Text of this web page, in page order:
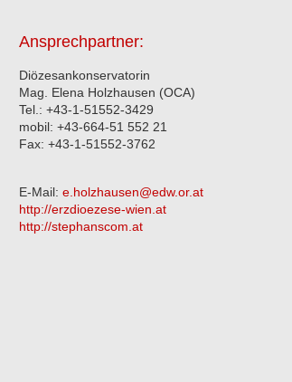
Ansprechpartner:
Diözesankonservatorin
Mag. Elena Holzhausen (OCA)
Tel.: +43-1-51552-3429
mobil: +43-664-51 552 21
Fax: +43-1-51552-3762
E-Mail: e.holzhausen@edw.or.at
http://erzdioezese-wien.at
http://stephanscom.at